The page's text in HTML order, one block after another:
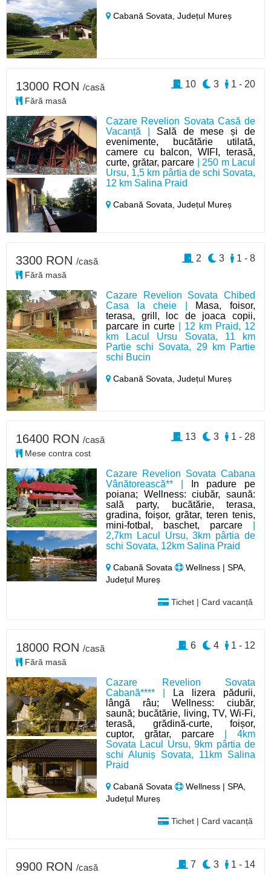
Cabană Sovata,Județul Mureș
Cazare Revelion Sovata Casă de
Vacanță | Sală de mese și de
evenimente, bucătărie utilată,
camere cu balcon, WIFI, terasă,
curte, grătar, parcare | 250 m Lacul
Ursu, 1,5 km pârtia de schi Sovata,
12 km Salina Praid
Cabană Sovata,Județul Mureș
13000 RON /casă
Fără masă
1 - 20
3
10
Cazare Revelion Sovata Chibed
Casa la cheie | Masa, foisor,
terasa, grill, loc de joaca copii,
parcare in curte | 12 km Praid, 12
km Lacul Ursu Sovata, 11 km
Partie schi Sovata, 29 km Partie
schi Bucin
Cabană Sovata,Județul Mureș
3300 RON /casă
Fără masă
1 - 8
3
2
Cazare Revelion Sovata Cabana
Vânătorească** |
In padure pe
poiana; Wellness: ciubăr, saună:
sală party, bucătărie, terasa,
gradina, foișor, grătar, teren tenis,
mini-fotbal, baschet, parcare
2,7km Lacul Ursu, 3km pârtia de
schi Sovata, 12km Salina Praid
Cabană Sovata
Wellness | SPA,
Județul Mureș
Tichet | Card vacanță
16400 RON /casă
Mese contra cost
1 - 28
3
13
Cazare Revelion Sovata
Cabană**** |
La lizera pădurii,
lângă râu; Wellness: ciubăr,
saună; bucătărie, living, TV, Wi-Fi,
terasă, grădină-curte, foișor,
cuptor, grătar, parcare | 4km
Sovata Lacul Ursu, 9km pârtia de
schi Aluniș Sovata, 11km Salina
Praid
Cabană Sovata
Wellness | SPA,
Județul Mureș
Tichet | Card vacanță
18000 RON /casă
Fără masă
1 - 12
4
6
9900 RON /casă 1 - 14
3
7